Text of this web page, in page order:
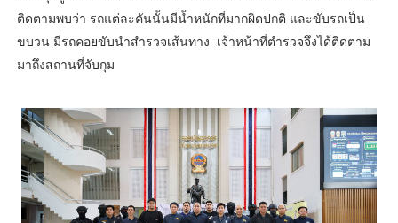
ติดตามพบว่า รถแต่ละคันนั้นมีน้ำหนักที่มากผิดปกติ และขับรถเป็น
ขบวน มีรถคอยขับนำสำรวจเส้นทาง เจ้าหน้าที่ตำรวจจึงได้ติดตาม
มาถึงสถานที่จับกุม